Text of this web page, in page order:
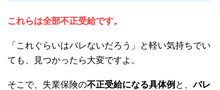
これらは全部不正受給です。
「これぐらいはバレないだろう」と軽い気持ちでい
ても、見つかったら大変ですよ。
そこで、失業保険の不正受給になる具体例と、バレ